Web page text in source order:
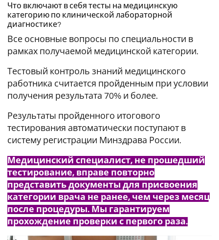
Что включают в себя тесты на медицинскую
категорию по клинической лабораторной
диагностике?
Все основные вопросы по специальности в
рамках получаемой медицинской категории.
Тестовый контроль знаний медицинского
работника считается пройденным при условии
получения результата 70% и более.
Результаты пройденного итогового
тестирования автоматически поступают в
систему регистрации Минздрава России.
Медицинский специалист, не прошедший
тестирование, вправе повторно
представить документы для присвоения
категории врача не ранее, чем через месяц
после процедуры. Мы гарантируем
прохождение проверки с первого раза.